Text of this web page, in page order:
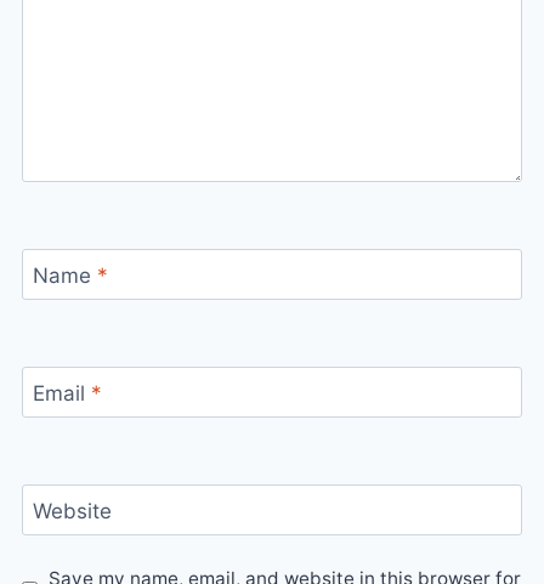
Name *
Email *
Website
Save my name, email, and website in this browser for